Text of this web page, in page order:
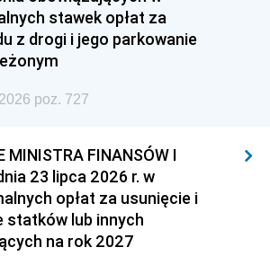
stawek opłat za
z drogi i jego parkowanie
poz. 727
MINISTRA FINANSÓW I
23 lipca 2026 r. w
opłat za usunięcie i
statków lub innych
na rok 2027